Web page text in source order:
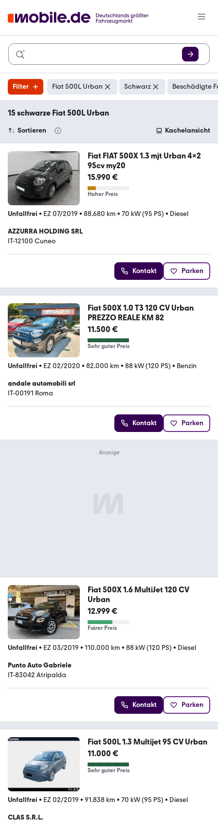
Filter Fiat 500L Urban Schwarz Beschädigte
15 schwarze Fiat 500L Urban
Sortieren Kachelansicht
Fiat FIAT 500X 1.3 mjt Urban 4x2
95cv my20
15.990 €
Hoher Preis
Unfallfrei • EZ 07/2019 • 88.680 km • 70 kW (95 PS) • Diesel
AZZURRA HOLDING SRL
IT-12100 Cuneo
Kontakt Parken
Fiat 500X 1.0 T3 120 CV Urban
PREZZO REALE KM 82
11.500 €
Sehr guter Preis
Unfallfrei • EZ 02/2020 • 82.000 km • 88 kW (120 PS) • Benzin
andale automobili srl
IT-00191 Roma
Kontakt Parken
Fiat 500X 1.6 MultiJet 120 CV
Urban
12.999 €
Fairer Preis
Unfallfrei • EZ 03/2019 • 110.000 km • 88 kW (120 PS) • Diesel
Punto Auto Gabriele
IT-83042 Atripalda
Kontakt Parken
Fiat 500L 1.3 Multijet 95 CV Urban
11.000 €
Sehr guter Preis
Unfallfrei • EZ 02/2019 • 91.838 km • 70 kW (95 PS) • Diesel
CLAS S.R.L.